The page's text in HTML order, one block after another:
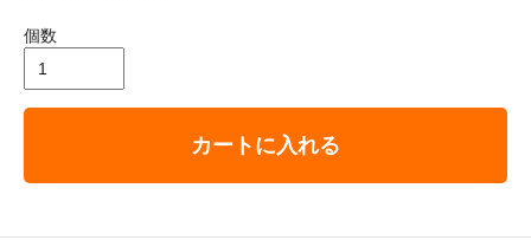
個数
カートに入れる